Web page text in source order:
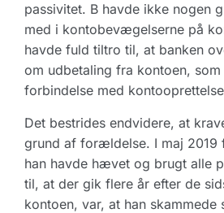
passivitet. B havde ikke nogen
med i kontobevægelserne på
havde fuld tiltro til, at banken
om udbetaling fra kontoen,
forbindelse med
Det bestrides endvidere, at
grund af forældelse. I maj 2019
han havde hævet og brugt alle
til, at der gik flere år efter de
kontoen, var, at han